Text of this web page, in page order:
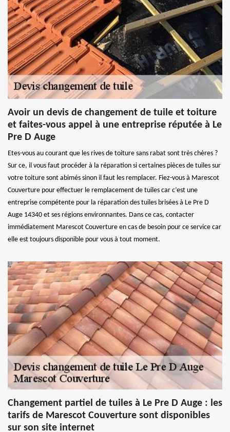
Avoir un devis de changement de tuile et toiture
et faites-vous appel à une entreprise réputée à Le
Pre D Auge
Etes-vous au courant que les rives de toiture sans rabat sont très chères ?
Sur ce, il vous faut procéder à la réparation si certaines pièces de tuiles sur
votre toiture sont abimés sinon il faut les remplacer. Fiez-vous à Marescot
Couverture pour effectuer le remplacement de tuiles car c’est une
entreprise compétente pour la réparation des tuiles brisées à Le Pre D
Auge 14340 et ses régions environnantes. Dans ce cas, contacter
immédiatement Marescot Couverture en cas de besoin pour ce service car
elle est toujours disponible pour vous à tout moment.
Changement partiel de tuiles à Le Pre D Auge : les
tarifs de Marescot Couverture sont disponibles
sur son site internet